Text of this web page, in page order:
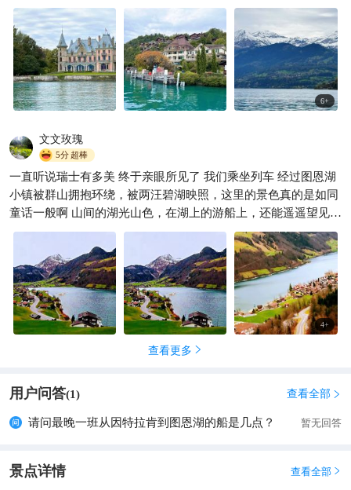
然图恩湖也是很美的，特别是配上两岸的建筑和自然风光。 坐船
的话，有swiss pass是免费的。不过二等座的舱内座位很少，坐在
外面有点冷，建议多穿衣服。 从图恩回因特拉肯，我们选择了坐
公交，沿途可以看到不一样的美景。
6+
文文玫瑰
5分超棒
一直听说瑞士有多美 终于亲眼所见了 我们乘坐列车 经过图恩湖
小镇被群山拥抱环绕，被两汪碧湖映照，这里的景色真的是如同
童话一般啊 山间的湖光山色，在湖上的游船上，还能遥遥望见远
处的雪峰 真的是人间仙境啊
4+
查看更多 
用户问答(1) 查看全部 
请问最晚一班从因特拉肯到图恩湖的船是几点？ 暂无回答
景点详情 查看全部 